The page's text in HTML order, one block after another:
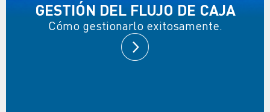
GESTIÓN DEL FLUJO DE CAJA
Cómo gestionarlo exitosamente.